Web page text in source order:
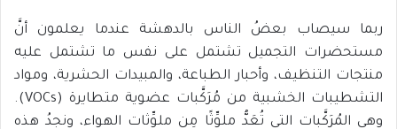
ربما سيصاب بعضُ الناس بالدهشة عندما يعلمون أنَّ
مستحضرات التجميل تشتمل على نفس ما تشتمل عليه
منتجات التنظيف، وأحبار الطباعة، والمبيدات الحشرية، ومواد
التشطيبات الخشبية من مُرَكَّبات عضوية متطايرة (VOCs).
وهي المُرَكَّبات التي تُعَدُّ ملوِّثًا مِن ملوِّثات الهواء، ونجدُ هذه